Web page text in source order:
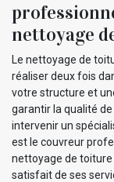
nettoyage
Le nettoyage de
réaliser deux fois
votre structure et
garantir la qualité
intervenir un
est le couvreur
nettoyage de
satisfait de ses